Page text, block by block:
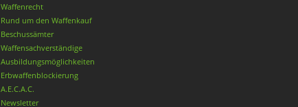
Waffenrecht
Rund um den Waffenkauf
Beschussämter
Waffensachverständige
Ausbildungsmöglichkeiten
Erbwaffenblockierung
A.E.C.A.C.
Newsletter